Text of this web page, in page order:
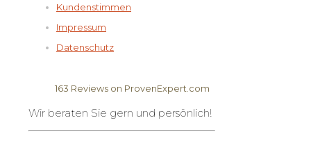
Kundenstimmen
Impressum
Datenschutz
Elela Africa
163 Reviews on ProvenExpert.com
Wir beraten Sie gern und persönlich!